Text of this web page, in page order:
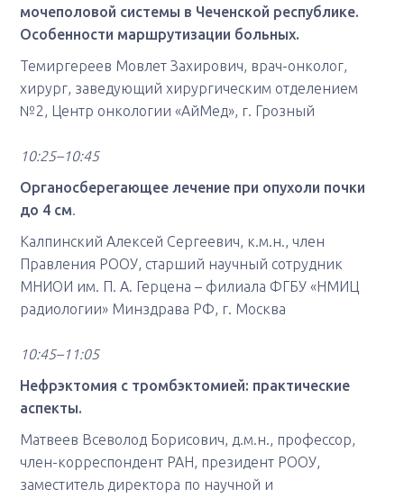
мочеполовой системы в Чеченской республике.
Особенности маршрутизации больных.
Темиргереев Мовлет Захирович, врач-онколог,
хирург, заведующий хирургическим отделением
№2, Центр онкологии «АйМед», г. Грозный
10:25–10:45
Органосберегающее лечение при опухоли почки
до 4 см.
Калпинский Алексей Сергеевич, к.м.н., член
Правления РООУ, старший научный сотрудник
МНИОИ им. П. А. Герцена – филиала ФГБУ «НМИЦ
радиологии» Минздрава РФ, г. Москва
10:45–11:05
Нефрэктомия с тромбэктомией: практические
аспекты.
Матвеев Всеволод Борисович, д.м.н., профессор,
член-корреспондент РАН, президент РООУ,
заместитель директора по научной и